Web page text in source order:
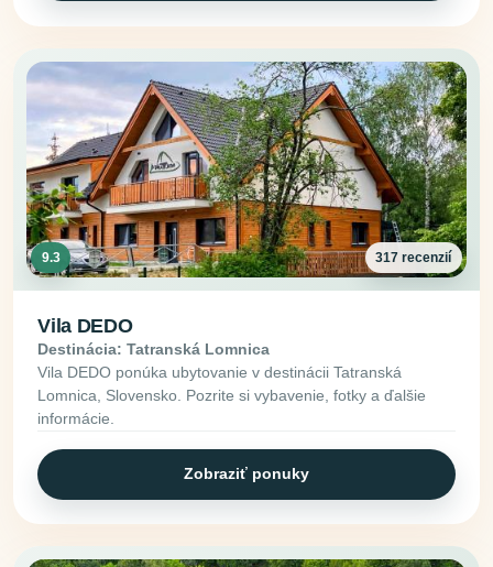
9.3 317 recenzií
Vila DEDO
Destinácia: Tatranská Lomnica
Vila DEDO ponúka ubytovanie v destinácii Tatranská
Lomnica, Slovensko. Pozrite si vybavenie, fotky a ďalšie
informácie.
Zobraziť ponuky